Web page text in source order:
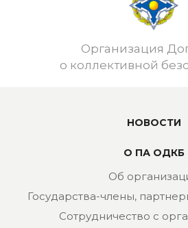
Организация
о коллективной
НОВОСТИ
О ПА ОДКБ
Об
Государства-члены,
Сотрудничество с